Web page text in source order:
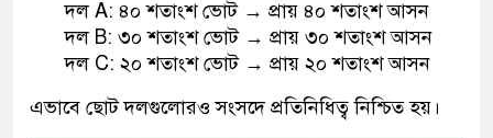
দল A: ৪০ শতাংশ ভোট → প্রায় ৪০ শতাংশ আসন
দল B: ৩০ শতাংশ ভোট → প্রায় ৩০ শতাংশ আসন
দল C: ২০ শতাংশ ভোট → প্রায় ২০ শতাংশ আসন
এভাবে ছোট দলগুলোরও সংসদে প্রতিনিধিত্ব নিশ্চিত হয়।